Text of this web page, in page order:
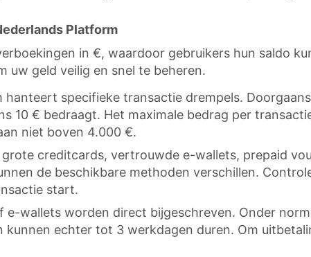
Platform
in €, waardoor gebruikers hun saldo
uw geld veilig en snel te beheren.
hanteert specifieke transactie drempels.
10 € bedraagt. Het maximale bedrag per
niet boven 4.000 €.
creditcards, vertrouwde e-wallets, prepaid
de beschikbare methoden verschillen.
start.
wallets worden direct bijgeschreven. Onder
echter tot 3 werkdagen duren. Om